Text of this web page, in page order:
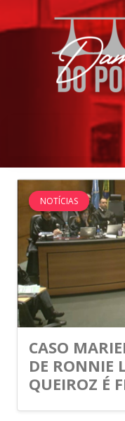
NOTÍCIAS
CASO
DE RONNIE
QUEIROZ É